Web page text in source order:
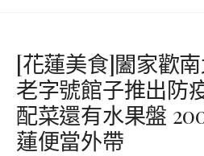
[花蓮美食]闔家歡
老字號館子推出防
配菜還有水果盤
蓮便當外帶